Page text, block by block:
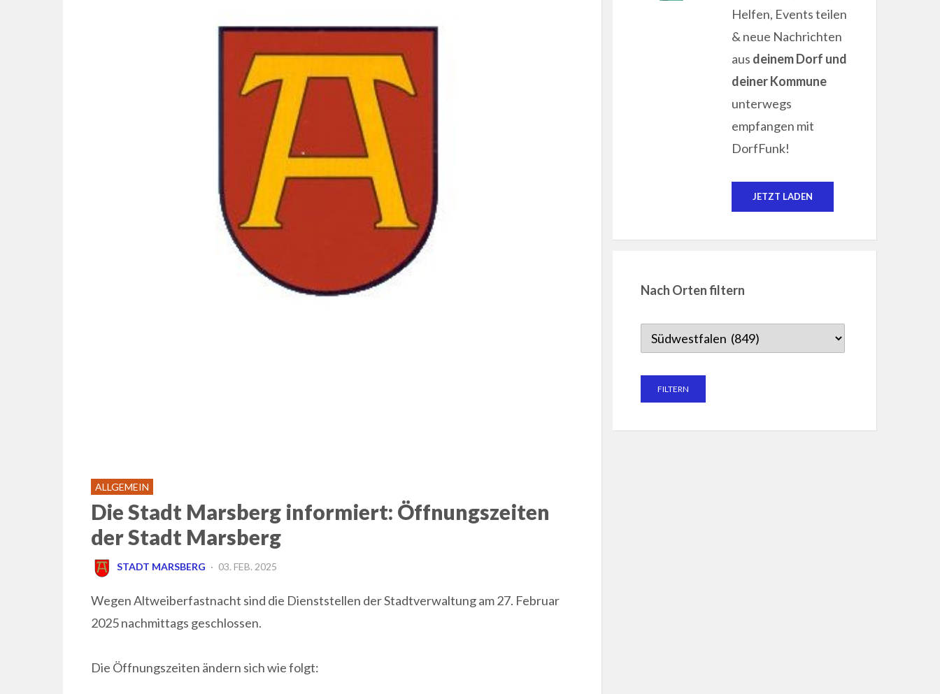
ALLGEMEIN
Die Stadt Marsberg informiert: Öffnungszeiten
der Stadt Marsberg
STADT MARSBERG
POSTED
03. FEB. 2025
Wegen Altweiberfastnacht sind die Dienststellen der Stadtverwaltung am 27. Februar
2025 nachmittags geschlossen.
Die Öffnungszeiten ändern sich wie folgt:
Helfen, Events teilen
& neue Nachrichten
aus deinem Dorf und
deiner Kommune
unterwegs
empfangen mit
DorfFunk!
JETZT LADEN
Nach Orten filtern